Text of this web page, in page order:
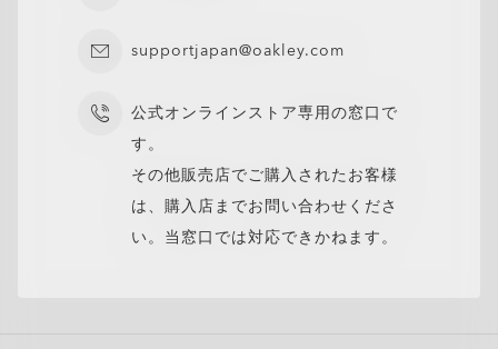
supportjapan@oakley.com
公式オンラインストア専用の窓口で
す。
その他販売店でご購入されたお客様
は、購入店までお問い合わせくださ
い。当窓口では対応できかねます。